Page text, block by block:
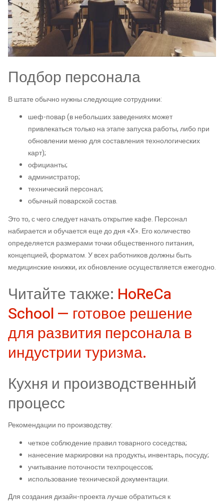
Подбор персонала
В штате обычно нужны следующие сотрудники:
шеф-повар (в небольших заведениях может
привлекаться только на этапе запуска работы, либо при
обновлении меню для составления технологических
карт);
официанты;
администратор;
технический персонал;
обычный поварской состав.
Это то, с чего следует начать открытие кафе. Персонал
набирается и обучается еще до дня «X». Его количество
определяется размерами точки общественного питания,
концепцией, форматом. У всех работников должны быть
медицинские книжки, их обновление осуществляется ежегодно.
Читайте также: HoReCa
School — готовое решение
для развития персонала в
индустрии туризма.
Кухня и производственный
процесс
Рекомендации по производству:
четкое соблюдение правил товарного соседства;
нанесение маркировки на продукты, инвентарь, посуду;
учитывание поточности техпроцессов;
использование технической документации.
Для создания дизайн-проекта лучше обратиться к